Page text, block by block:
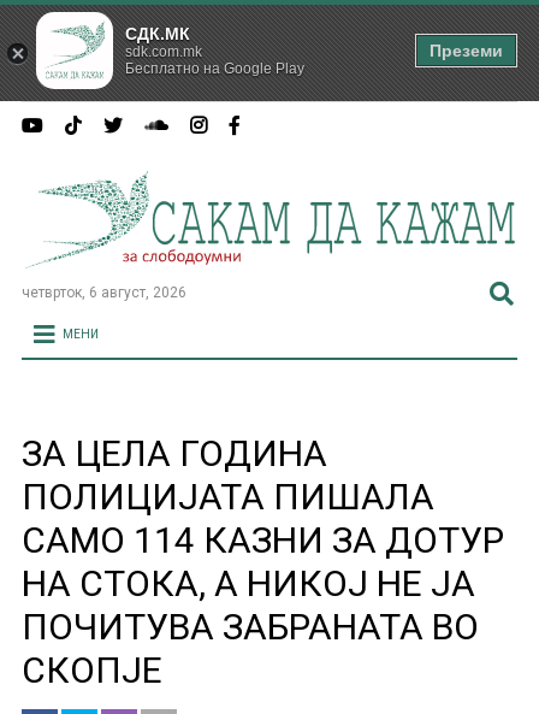
четврток, 6 август, 2026
МЕНИ
ЗА ЦЕЛА ГОДИНА
ПОЛИЦИЈАТА ПИШАЛА
САМО 114 КАЗНИ ЗА ДОТУР
НА СТОКА, А НИКОЈ НЕ ЈА
ПОЧИТУВА ЗАБРАНАТА ВО
СКОПЈЕ
СДК.МК
sdk.com.mk
Бесплатно на Google Play
Преземи